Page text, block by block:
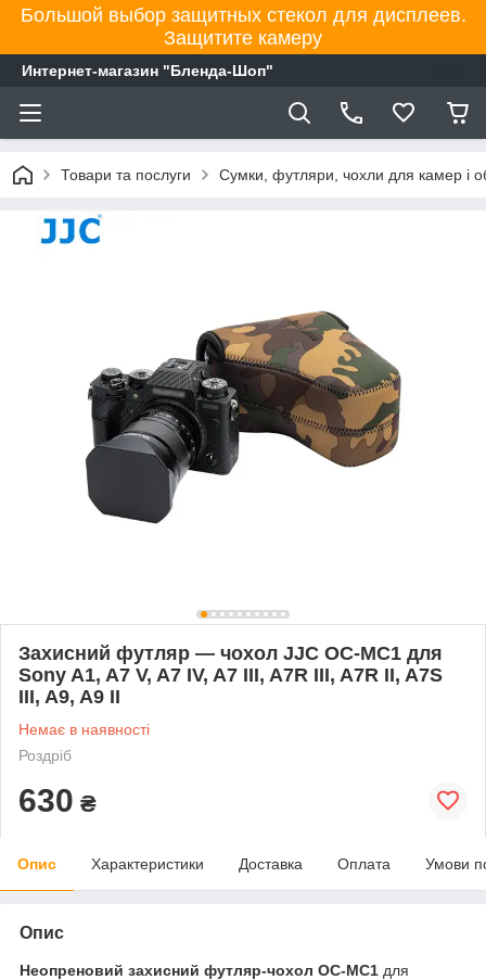
Большой выбор защитных стекол для дисплеев.
Защитите камеру
Интернет-магазин "Бленда-Шоп"
Товари та послуги Сумки, футляри, чохли для камер і
Захисний футляр — чохол JJC OC-MC1 для
Sony A1, A7 V, A7 IV, A7 III, A7R III, A7R II, A7S
III, A9, A9 II
Немає в наявності
Роздріб
630 ₴
Опис Характеристики Доставка Оплата Умови
Опис
Неопреновий захисний футляр-чохол OC-MC1 для